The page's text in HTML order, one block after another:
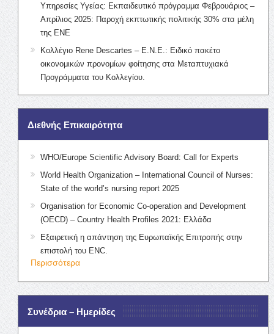
Υπηρεσίες Υγείας: Εκπαιδευτικό πρόγραμμα Φεβρουάριος –
Απρίλιος 2025: Παροχή εκπτωτικής πολιτικής 30% στα μέλη
της ΕΝΕ
Κολλέγιο Rene Descartes – Ε.Ν.Ε.: Ειδικό πακέτο
οικονομικών προνομίων φοίτησης στα Μεταπτυχιακά
Προγράμματα του Κολλεγίου.
Διεθνής Επικαιρότητα
WHO/Europe Scientific Advisory Board: Call for Experts
World Health Organization – International Council of Nurses:
State of the world’s nursing report 2025
Organisation for Economic Co-operation and Development
(OECD) – Country Health Profiles 2021: Ελλάδα
Εξαιρετική η απάντηση της Ευρωπαϊκής Επιτροπής στην
επιστολή του ENC.
Περισσότερα
Συνέδρια – Ημερίδες